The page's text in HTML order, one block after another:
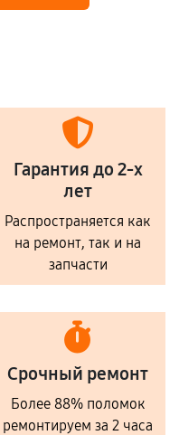
Гарантия до 2-х
лет
Распространяется как
на ремонт, так и на
запчасти
Срочный ремонт
Более 88% поломок
ремонтируем за 2 часа